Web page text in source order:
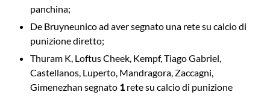
panchina;
De Bruyneunico ad aver segnato una rete su calcio di
punizione diretto;
Thuram K, Loftus Cheek, Kempf, Tiago Gabriel,
Castellanos, Luperto, Mandragora, Zaccagni,
Gimenezhan segnato 1 rete su calcio di punizione